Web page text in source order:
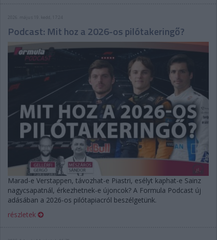
2026. május 19. kedd, 17:24
Podcast: Mit hoz a 2026-os pilótakeringő?
Marad-e Verstappen, távozhat-e Piastri, esélyt kaphat-e Sainz
nagycsapatnál, érkezhetnek-e újoncok? A Formula Podcast új
adásában a 2026-os pilótapiacról beszélgetünk.
részletek